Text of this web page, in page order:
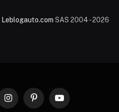
Leblogauto.com SAS 2004 - 2026
InstagramPinterestYouTube